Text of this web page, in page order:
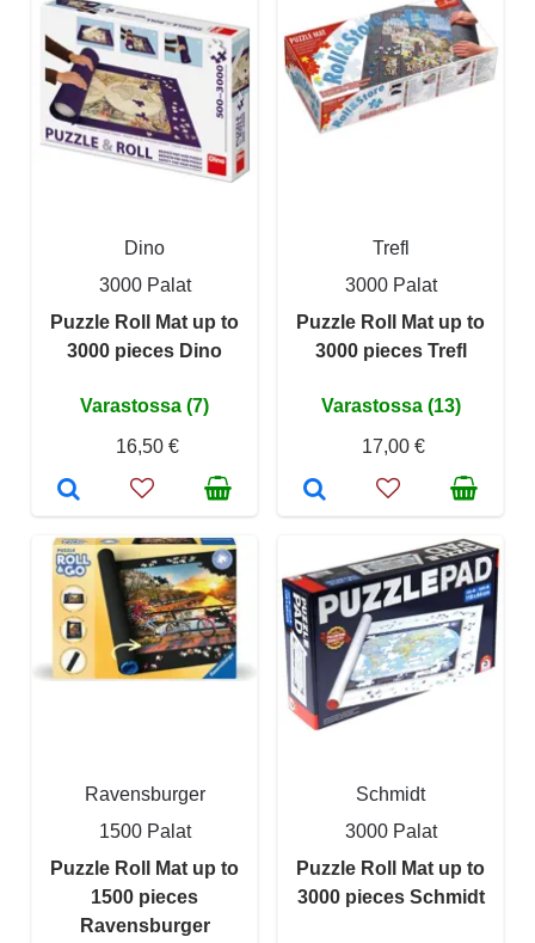
Dino
3000 Palat
Puzzle Roll Mat up to
3000 pieces Dino
Varastossa (7)
16,50 €
Trefl
3000 Palat
Puzzle Roll Mat up to
3000 pieces Trefl
Varastossa (13)
17,00 €
Ravensburger
1500 Palat
Puzzle Roll Mat up to
1500 pieces
Ravensburger
Schmidt
3000 Palat
Puzzle Roll Mat up to
3000 pieces Schmidt